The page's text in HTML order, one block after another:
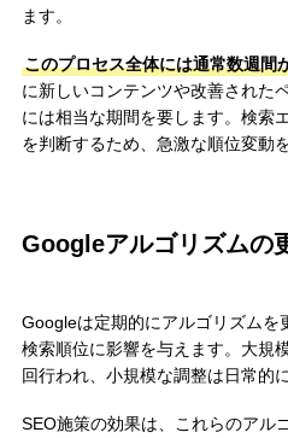
ます。
このプロセス全体には通常数週間
に新しいコンテンツや改善された
には相当な期間を要します。検索
を判断するため、急激な順位変動
Googleアルゴリズムの
Googleは定期的にアルゴリズムを
検索順位に影響を与えます。大規
回行われ、小規模な調整は日常的
SEO施策の効果は、これらのアル